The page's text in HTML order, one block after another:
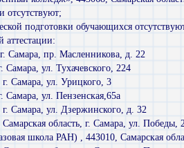
отсутствуют;
подготовки обучающихся
аттестации:
пр. Масленникова, д. 22
ул. Тухачевского, 224
Самара, ул. Урицкого, 3
ул. Пензенская,65а
Самара, ул. Дзержинского, д. 32
область, г. Самара, ул. Победы,
школа РАН) , 443010, Самарская